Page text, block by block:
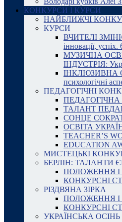
КОНКУРСИ І КУРСИ
НАЙБЛИЖЧІ
КУРСИ
ВЧИТЕЛІ
інновації,
МУЗИЧНА
ІНДУСТРІЯ:
ІНКЛЮЗИВНА
психологічні
ПЕДАГОГІЧНІ
ТАЛАНТ
СОНЦЕ
ОСВІТА
TEACHER’S
EDUCATION
МИСТЕЦЬКІ
БЕРЛІН: ТАЛАНТИ
ПОЛОЖЕННЯ І
КОНКУРСНІ
РІЗДВЯНА ЗІРКА
ПОЛОЖЕННЯ І
КОНКУРСНІ
УКРАЇНСЬКА